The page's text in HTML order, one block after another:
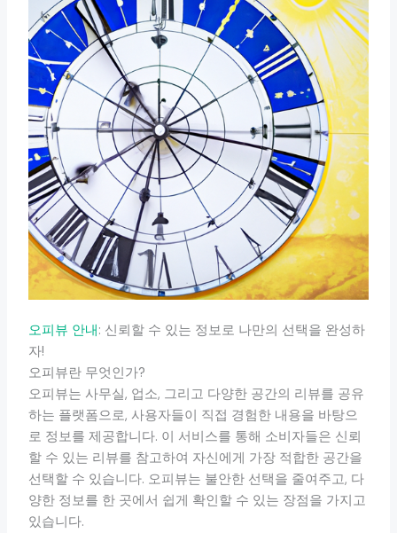
오피뷰 안내: 신뢰할 수 있는 정보로 나만의 선택을 완성하
자!
오피뷰란 무엇인가?
오피뷰는 사무실, 업소, 그리고 다양한 공간의 리뷰를 공유
하는 플랫폼으로, 사용자들이 직접 경험한 내용을 바탕으
로 정보를 제공합니다. 이 서비스를 통해 소비자들은 신뢰
할 수 있는 리뷰를 참고하여 자신에게 가장 적합한 공간을
선택할 수 있습니다. 오피뷰는 불안한 선택을 줄여주고, 다
양한 정보를 한 곳에서 쉽게 확인할 수 있는 장점을 가지고
있습니다.